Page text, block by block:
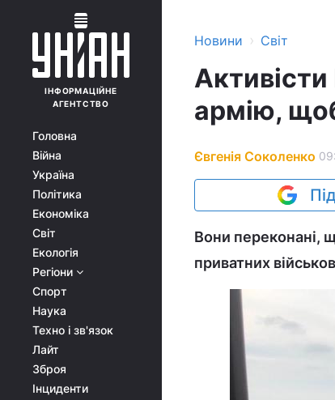
ІНФОРМАЦІЙНЕ
АГЕНТСТВО
Головна
Війна
Україна
Політика
Економіка
Світ
Екологія
Регіони
Спорт
Наука
Техно і зв'язок
Лайт
Зброя
Інциденти
Новини › Світ
Активісти
армію,
Євгенія Соколенко
Вони переконані,
приватних